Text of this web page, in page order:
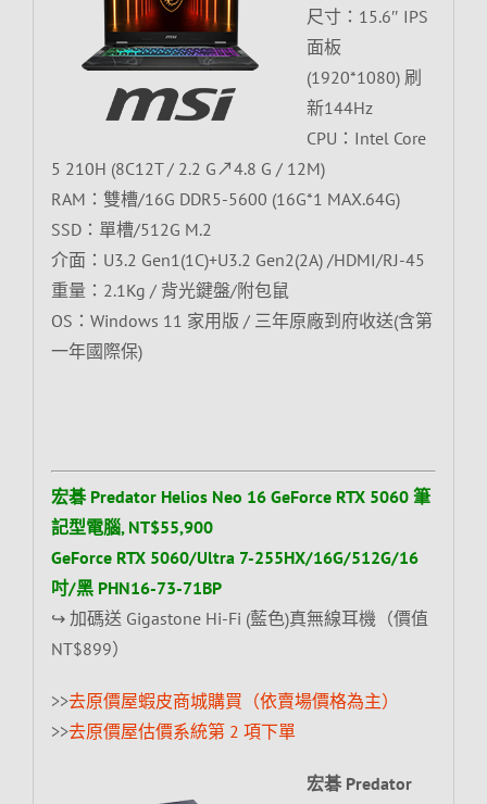
尺寸：15.6″ IPS
面板
(1920*1080) 刷
新144Hz
CPU：Intel Core
5 210H (8C12T / 2.2 G↗4.8 G / 12M)
RAM：雙槽/16G DDR5-5600 (16G*1 MAX.64G)
SSD：單槽/512G M.2
介面：U3.2 Gen1(1C)+U3.2 Gen2(2A) /HDMI/RJ-45
重量：2.1Kg / 背光鍵盤/附包鼠
OS：Windows 11 家用版 / 三年原廠到府收送(含第
一年國際保)
宏碁 Predator Helios Neo 16 GeForce RTX 5060 筆
記型電腦, NT$55,900
GeForce RTX 5060/Ultra 7-255HX/16G/512G/16
吋/黑 PHN16-73-71BP
↪ 加碼送 Gigastone Hi-Fi (藍色)真無線耳機（價值
NT$899）
>>去原價屋蝦皮商城購買（依賣場價格為主）
>>去原價屋估價系統第 2 項下單
宏碁 Predator